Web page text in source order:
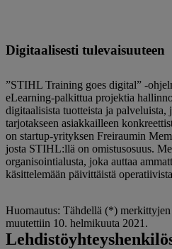
Digitaalisesti tulevaisuuteen
”STIHL Training goes digital” -
eLearning-palkittua projektia
digitaalisista tuotteista ja
tarjotakseen asiakkailleen
on startup-yrityksen Freiraumin
josta STIHL:llä on omistusosuus.
organisointialusta, joka auttaa
käsittelemään päivittäistä
Huomautus: Tähdellä (*)
muutettiin 10. helmikuuta 2021.